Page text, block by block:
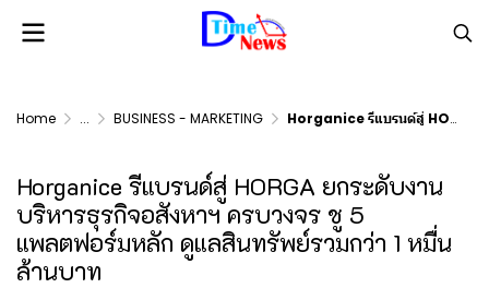
Home ... BUSINESS - MARKETING Horganice รีแบรนด์สู่ HORGA ยกระดับงานบริหารธุรกิจอสังหาฯ ครบวงจร ชู 5 แพลตฟอร์มหลัก ดูแลสินทรัพย์รวมกว่า 1 หมื่นล้านบาท
Horganice รีแบรนด์สู่ HORGA ยกระดับงาน
บริหารธุรกิจอสังหาฯ ครบวงจร ชู 5
แพลตฟอร์มหลัก ดูแลสินทรัพย์รวมกว่า 1 หมื่น
ล้านบาท